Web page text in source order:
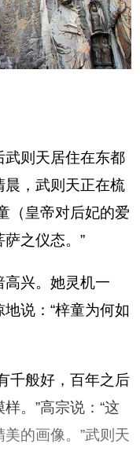
则天居住在东都
晨，武则天正在梳
（皇帝对后妃的爱
之仪态。”
兴。她灵机一
说：“梓童为何如
般好，百年之后
。”高宗说：“这
的画像。”武则天